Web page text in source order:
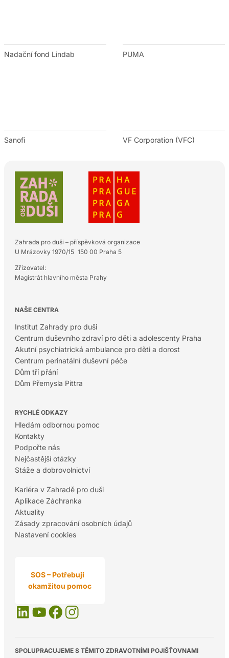
Nadační fond Lindab PUMA
Sanofi VF Corporation (VFC)
Zahrada pro duši – příspěvková organizace
U Mrázovky 1970/15 150 00 Praha 5
Zřizovatel:
Magistrát hlavního města Prahy
NAŠE CENTRA
Institut Zahrady pro duši
Centrum duševního zdraví pro děti a adolescenty Praha
Akutní psychiatrická ambulance pro děti a dorost
Centrum perinatální duševní péče
Dům tří přání
Dům Přemysla Pittra
RYCHLÉ ODKAZY
Hledám odbornou pomoc
Kontakty
Podpořte nás
Nejčastější otázky
Stáže a dobrovolnictví
Kariéra v Zahradě pro duši
Aplikace Záchranka
Aktuality
Zásady zpracování osobních údajů
Nastavení cookies
SOS – Potřebuji
okamžitou pomoc
SPOLUPRACUJEME S TĚMITO ZDRAVOTNÍMI POJIŠŤOVNAMI